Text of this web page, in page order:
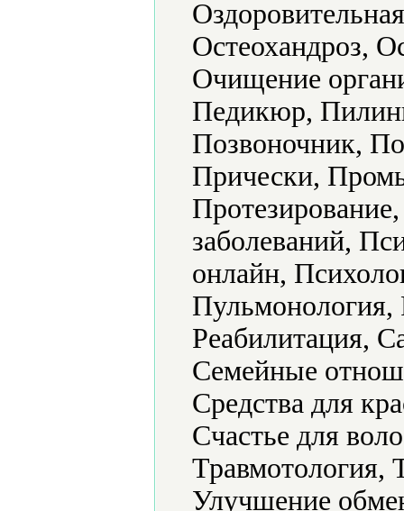
Остеохандроз,
Очищение
Педикюр,
Позвоночник,
Прически,
заболеваний,
онлайн,
Пульмонология,
Реабилитация,
Семейные
Средства для
Счастье для
Травмотология,
Улучшение